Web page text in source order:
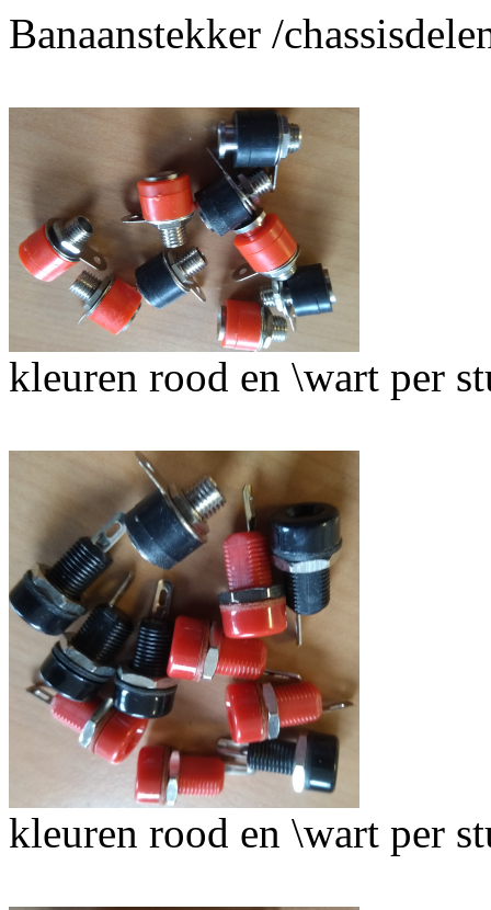
Banaanstekker /
kleuren rood en \wart per
kleuren rood en \wart per